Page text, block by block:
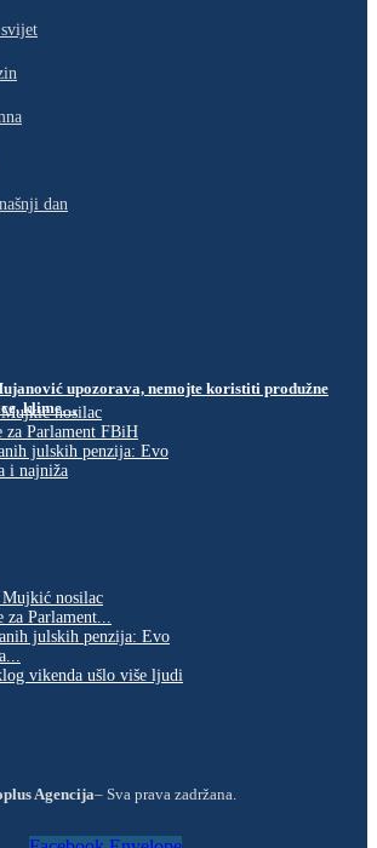
dan
upozorava, nemojte koristiti produžne
klime…
nosilac
za Parlament FBiH
julskih penzija: Evo
i najniža
nosilac
za Parlament...
julskih penzija: Evo
vikenda ušlo više ljudi
Agencija– Sva prava zadržana.